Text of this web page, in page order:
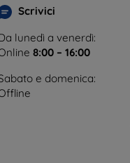
Scrivici
lunedì a venerdì:
8:00 – 16:00
e domenica: